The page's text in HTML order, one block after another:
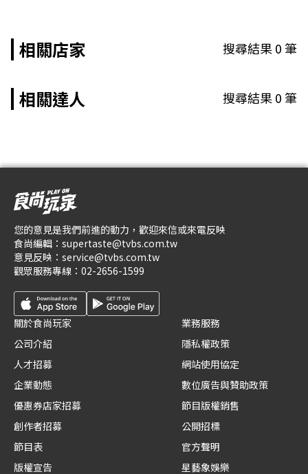
相關店家 搜尋結果0筆
相關達人 搜尋結果0筆
您的意見是我們前進的動力，歡迎來信或來電反映
食尚編輯： supertaste@tvbs.com.tw
意見反映： service@tvbs.com.tw
觀眾服務專線： 02-2656-1599
關於食尚玩家
公司介紹
人才招募
企業動態
優惠券店家招募
創作者招募
節目表
版權宣告
業務服務
隱私權政策
網站使用協定
數位廣告與贊助政策
節目版權銷售
公開招標
官方聲明
星藝象娛樂